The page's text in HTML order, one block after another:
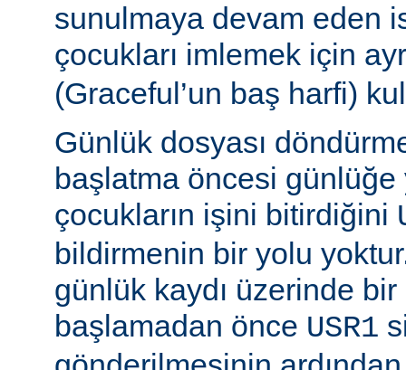
sunulmaya devam eden
çocukları imlemek için
(Graceful’un baş harfi)
Günlük dosyası
başlatma öncesi
çocukların işini bitirdiğini
bildirmenin bir yolu
günlük kaydı üzerinde
başlamadan önce USR1